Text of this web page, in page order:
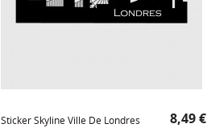
Sticker Skyline Ville De Londres Prix
8,49 €